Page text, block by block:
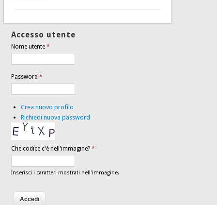
Accesso utente
Nome utente*
Password*
Crea nuovo profilo
Richiedi nuova password
Che codice c'è nell'immagine?*
Inserisci i caratteri mostrati nell'immagine.